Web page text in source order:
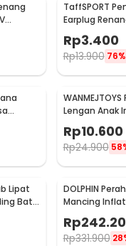
TaffSPORT
Earplug
00NT
Rp3.400
Rp13.900 76%
1
Lengan Anak
Band Rolls Up
Rp10.600
Rp24.900
Lipat
Bath
DOLPHIN
Mancing
Boat 2 Person
Rp
Rp331.900